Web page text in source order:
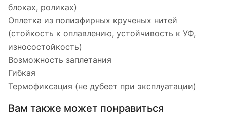
блоках, роликах)
Оплетка из полиэфирных крученых нитей
(стойкость к оплавлению, устойчивость к УФ,
износостойкость)
Возможность заплетания
Гибкая
Термофиксация (не дубеет при эксплуатации)
Вам также может понравиться